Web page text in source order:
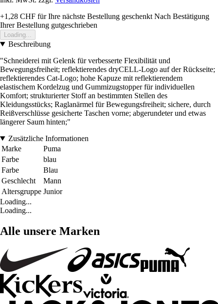
+1,28 CHF für Ihre nächste Bestellung geschenkt Nach Bestätigung
Ihrer Bestellung gutgeschrieben
Loading...
Beschreibung
"Schneiderei mit Gelenk für verbesserte Flexibilität und
Bewegungsfreiheit; reflektierendes dryCELL-Logo auf der Rückseite;
reflektierendes Cat-Logo; hohe Kapuze mit reflektierendem
elastischem Kordelzug und Gummizugstopper für individuellen
Komfort; strukturierter Stoff an bestimmten Stellen des
Kleidungsstücks; Raglanärmel für Bewegungsfreiheit; sichere, durch
Reißverschlüsse gesicherte Taschen vorne; abgerundeter und etwas
längerer Saum hinten;"
Zusätzliche Informationen
Marke
Puma
Farbe
blau
Farbe
Blau
Geschlecht
Mann
Altersgruppe Junior
Loading...
Loading...
Alle unsere Marken